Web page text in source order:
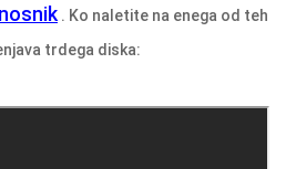
. Ko naletite na enega od teh
trdega diska: